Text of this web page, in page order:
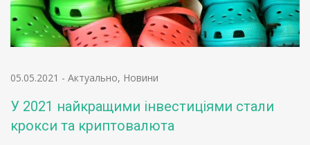
05.05.2021 - Актуально, Новини
У 2021 найкращими інвестиціями стали
крокси та криптовалюта